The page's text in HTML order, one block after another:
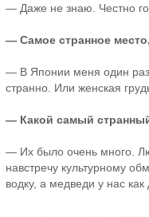
— Даже не знаю. Честно
— Самое странное
— В Японии меня один раз
странно. Или женская
— Какой самый
— Их было очень много.
навстречу культурному
водку, а медведи у нас